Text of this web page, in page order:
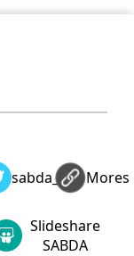
sabda_ylsaMores
Slideshare
SABDA